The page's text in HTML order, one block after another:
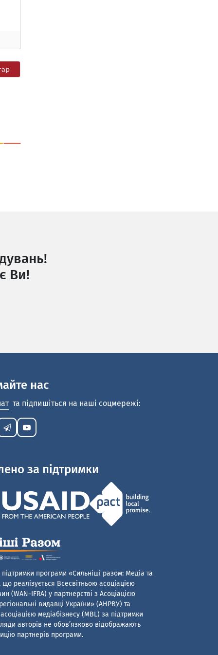
Ви!
нас
та підпишіться на наші соцмережі:
за підтримки
підтримки програми «Сильніші разом: Медіа та
реалізується Всесвітньою асоціацією
(WAN-IFRA) у партнерстві з Асоціацією
видавці України» (АНРВУ) та
медіабізнесу (MBL) за підтримки
авторів не обов’язково відображають
партнерів програми.